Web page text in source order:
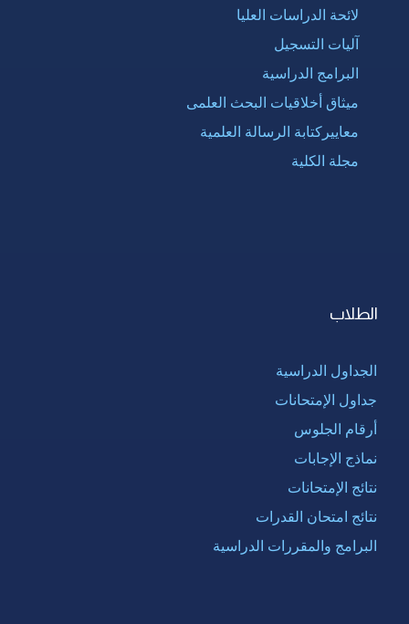
لائحة الدراسات العليا
آليات التسجيل
البرامج الدراسية
ميثاق أخلاقيات البحث العلمى
معاييركتابة الرسالة العلمية
مجلة الكلية
الطلاب
الجداول الدراسية
جداول الإمتحانات
أرقام الجلوس
نماذج الإجابات
نتائج الإمتحانات
نتائج امتحان القدرات
البرامج والمقررات الدراسية